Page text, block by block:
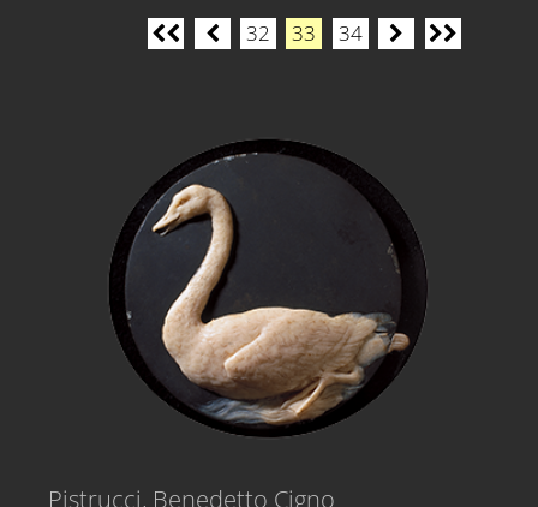
32 33 34
Pistrucci, Benedetto Cigno